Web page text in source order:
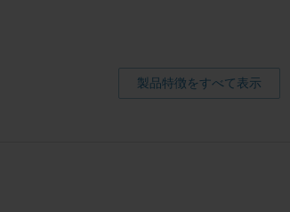
製品特徴をすべて表示